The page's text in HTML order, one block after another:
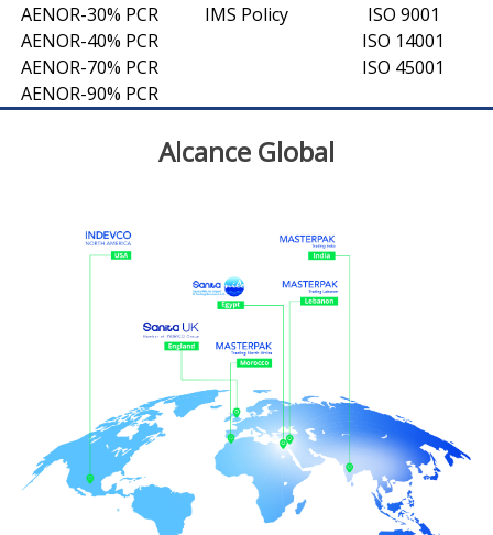
AENOR-30% PCR
AENOR-40% PCR
AENOR-70% PCR
AENOR-90% PCR
IMS Policy
ISO 9001
ISO 14001
ISO 45001
Alcance Global